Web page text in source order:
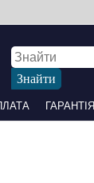
ГАРАНТІЯ ТА СЕРВІС